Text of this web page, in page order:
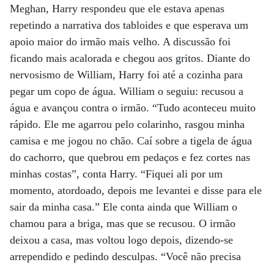
Meghan, Harry respondeu que ele estava apenas
repetindo a narrativa dos tabloides e que esperava um
apoio maior do irmão mais velho. A discussão foi
ficando mais acalorada e chegou aos gritos. Diante do
nervosismo de William, Harry foi até a cozinha para
pegar um copo de água. William o seguiu: recusou a
água e avançou contra o irmão. “Tudo aconteceu muito
rápido. Ele me agarrou pelo colarinho, rasgou minha
camisa e me jogou no chão. Caí sobre a tigela de água
do cachorro, que quebrou em pedaços e fez cortes nas
minhas costas”, conta Harry. “Fiquei ali por um
momento, atordoado, depois me levantei e disse para ele
sair da minha casa.” Ele conta ainda que William o
chamou para a briga, mas que se recusou. O irmão
deixou a casa, mas voltou logo depois, dizendo-se
arrependido e pedindo desculpas. “Você não precisa